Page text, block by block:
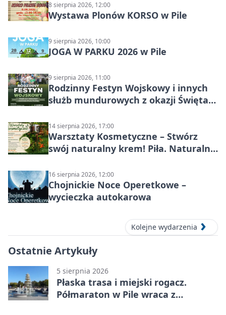
8 sierpnia 2026, 12:00
Wystawa Plonów KORSO w Pile
9 sierpnia 2026, 10:00
JOGA W PARKU 2026 w Pile
9 sierpnia 2026, 11:00
Rodzinny Festyn Wojskowy i innych
służb mundurowych z okazji Święta
14 sierpnia 2026, 17:00
Warsztaty Kosmetyczne – Stwórz
swój naturalny krem! Piła. Naturalna
16 sierpnia 2026, 12:00
Chojnickie Noce Operetkowe –
wycieczka autokarowa
Kolejne wydarzenia
Ostatnie Artykuły
5 sierpnia 2026
Płaska trasa i miejski rogacz.
Półmaraton w Pile wraca z